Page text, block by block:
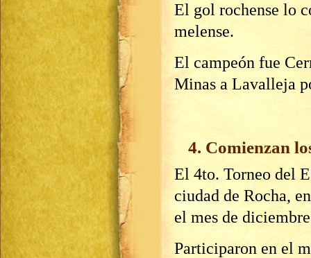
El gol rochense lo
melense.
El campeón fue
Minas a Lavalleja
4. Comienzan
El 4to. Torneo del
ciudad de Rocha,
el mes de
Participaron en el